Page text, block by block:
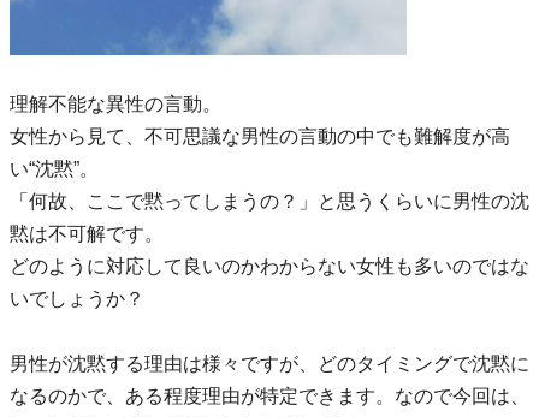
理解不能な異性の言動。
女性から見て、不可思議な男性の言動の中でも難解度が高
い“沈黙”。
「何故、ここで黙ってしまうの？」と思うくらいに男性の沈
黙は不可解です。
どのように対応して良いのかわからない女性も多いのではな
いでしょうか？
男性が沈黙する理由は様々ですが、どのタイミングで沈黙に
なるのかで、ある程度理由が特定できます。なので今回は、